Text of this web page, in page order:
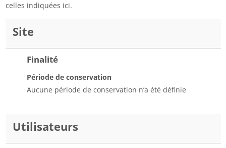
celles indiquées ici.
Site
Finalité
Période de conservation
Aucune période de conservation n’a été définie
Utilisateurs